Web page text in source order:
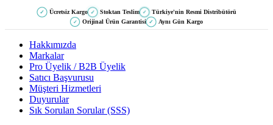
✓ Ücretsiz Kargo ✓ Stoktan Teslim ✓ Türkiye'nin Resmi Distribütörü
✓ Orijinal Ürün Garantisi ✓ Aynı Gün Kargo
Hakkımızda
Markalar
Pro Üyelik / B2B Üyelik
Satıcı Başvurusu
Müşteri Hizmetleri
Duyurular
Sık Sorulan Sorular (SSS)